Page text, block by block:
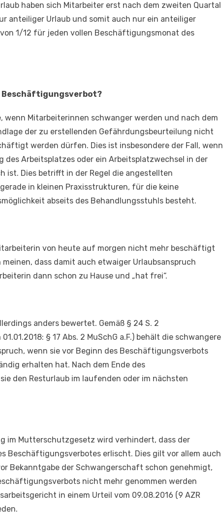
haben sich Mitarbeiter erst nach dem zweiten Quartal
anteiliger Urlaub und somit auch nur ein anteiliger
1/12 für jeden vollen Beschäftigungsmonat des
wenn Mitarbeiterinnen schwanger werden und nach dem
der zu erstellenden Gefährdungsbeurteilung nicht
werden dürfen. Dies ist insbesondere der Fall, wenn
des Arbeitsplatzes oder ein Arbeitsplatzwechsel in der
ist. Dies betrifft in der Regel die angestellten
in kleinen Praxisstrukturen, für die keine
abseits des Behandlungsstuhls besteht.
von heute auf morgen nicht mehr beschäftigt
dass damit auch etwaiger Urlaubsanspruch
dann schon zu Hause und „hat frei“.
anders bewertet. Gemäß § 24 S. 2
§ 17 Abs. 2 MuSchG a.F.) behält die schwangere
wenn sie vor Beginn des Beschäftigungsverbots
erhalten hat. Nach dem Ende des
den Resturlaub im laufenden oder im nächsten
im Mutterschutzgesetz wird verhindert, dass der
Beschäftigungsverbotes erlischt. Dies gilt vor allem auch
Bekanntgabe der Schwangerschaft schon genehmigt,
nicht mehr genommen werden
in einem Urteil vom 09.08.2016 (9 AZR